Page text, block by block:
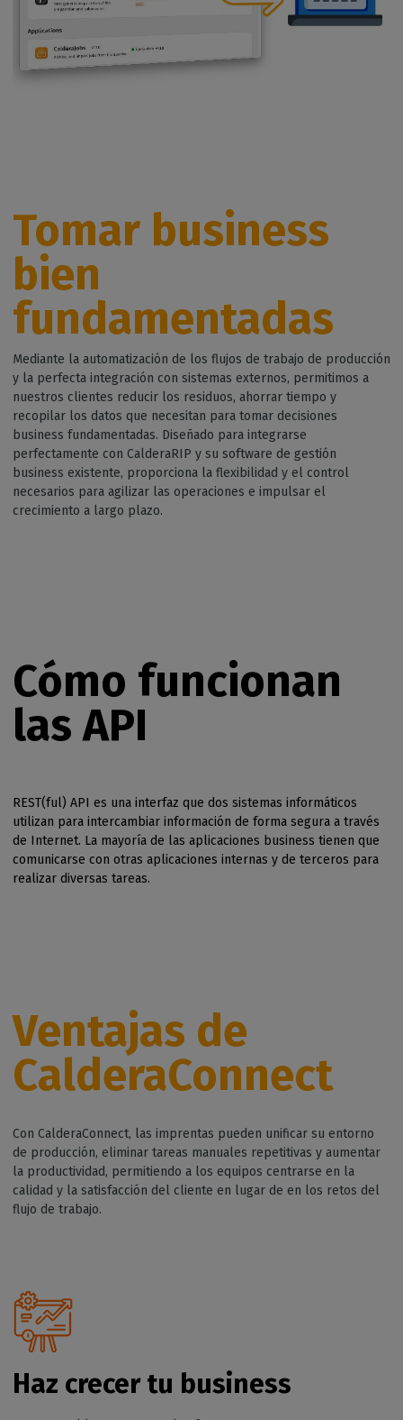
Tomar business
bien
fundamentadas
Mediante la automatización de los flujos de trabajo de producción
y la perfecta integración con sistemas externos, permitimos a
nuestros clientes reducir los residuos, ahorrar tiempo y
recopilar los datos que necesitan para tomar decisiones
business fundamentadas. Diseñado para integrarse
perfectamente con CalderaRIP y su software de gestión
business existente, proporciona la flexibilidad y el control
necesarios para agilizar las operaciones e impulsar el
crecimiento a largo plazo.
Cómo funcionan
las API
REST(ful) API es una interfaz que dos sistemas informáticos
utilizan para intercambiar información de forma segura a través
de Internet. La mayoría de las aplicaciones business tienen que
comunicarse con otras aplicaciones internas y de terceros para
realizar diversas tareas.
Ventajas de
CalderaConnect
Con CalderaConnect, las imprentas pueden unificar su entorno
de producción, eliminar tareas manuales repetitivas y aumentar
la productividad, permitiendo a los equipos centrarse en la
calidad y la satisfacción del cliente en lugar de en los retos del
flujo de trabajo.
Haz crecer tu business